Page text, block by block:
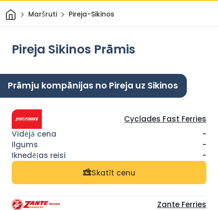
Sākums
Maršruti Pireja-Sikinos
Pireja Sikinos Prāmis
Prāmju kompānijas no Pireja uz Sikinos
Cyclades Fast Ferries
-
-
-
Skatīt cenu
Zante Ferries